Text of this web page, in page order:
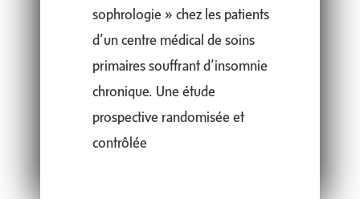
sophrologie » chez les patients
d’un centre médical de soins
primaires souffrant d’insomnie
chronique. Une étude
prospective randomisée et
contrôlée